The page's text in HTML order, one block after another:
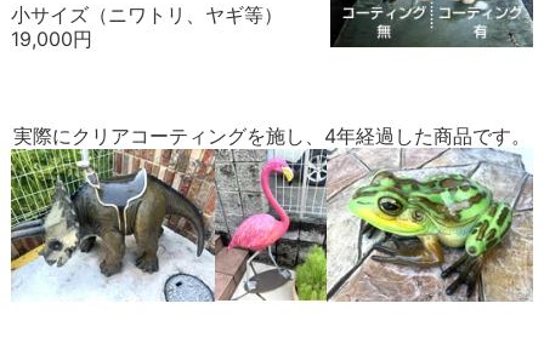
小サイズ（ニワトリ、ヤギ等）
19,000円
実際にクリアコーティングを施し、4年経過した商品です。